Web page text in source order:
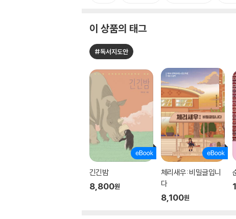
이 상품의 태그
#독서지도안
긴긴밤
8,800원
체리새우: 비밀글입니
다
8,100원